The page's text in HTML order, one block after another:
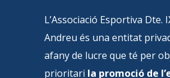
L’Associació Esportiva Dte.
Andreu és una entitat
afany de lucre que té per
prioritari la promoció de